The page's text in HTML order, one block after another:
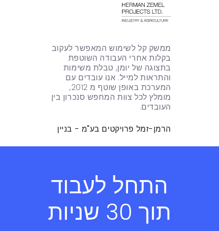
ממשק קל לשימוש המאפשר לעקוב
בקלות אחרי העבודה השוטפת
בתצוגה של יומן, טבלת משימות
והתראות למייל. אנו עובדים עם
המערכת באופן שוטף מ 2012,
מומלץ לכל צוות המחפש סנכרון בין
העובדים.
הרמן-זמל פרויקטים בע"מ - בניין
התחל לעבוד
תוך 30 שניות